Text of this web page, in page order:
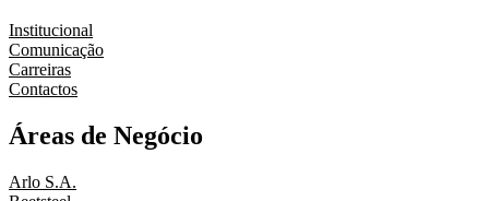
Institucional
Comunicação
Carreiras
Contactos
Áreas de Negócio
Arlo S.A.